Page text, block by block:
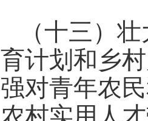
（十三）
育计划和乡
强对青年农